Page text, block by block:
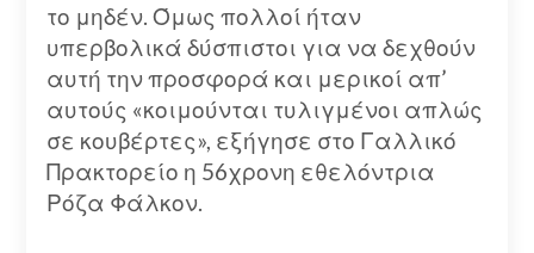
το μηδέν. Όμως πολλοί ήταν
υπερβολικά δύσπιστοι για να δεχθούν
αυτή την προσφορά και μερικοί απ’
αυτούς «κοιμούνται τυλιγμένοι απλώς
σε κουβέρτες», εξήγησε στο Γαλλικό
Πρακτορείο η 56χρονη εθελόντρια
Ρόζα Φάλκον.